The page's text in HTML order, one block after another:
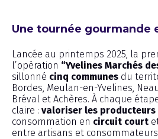
Une tournée gourmande
Lancée au printemps 2025, la
l’opération “Yvelines Marchés
sillonné cinq communes du
Bordes, Meulan-en-Yvelines,
Bréval et Achères. À chaque
claire : valoriser les producteurs
consommation en circuit court
entre artisans et